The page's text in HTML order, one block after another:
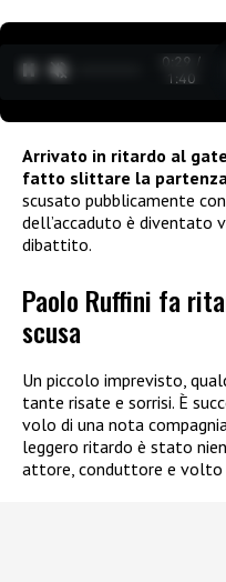
0:30 /
1:40
Arrivato in ritardo al gate
fatto slittare la partenza
scusato pubblicamente
dell’accaduto è diventato
dibattito.
Paolo Ruffini fa
scusa
Un piccolo imprevisto,
tante risate e sorrisi. È
volo di una nota
leggero ritardo è stato
attore, conduttore e volto